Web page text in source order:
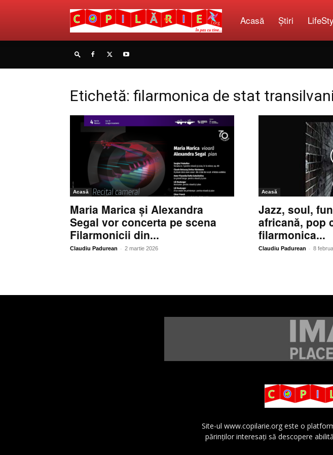
Copilărie.org
Acasă Știri
Etichetă: filarmonica de stat
Acasă
Maria Marica și Alexandra
Segal vor concerta pe scena
Filarmonicii din...
Claudiu Padurean - 2 martie 2026
Acasă
Jazz, soul,
africană, pop
filarmonica...
Claudiu Padurean - 8
Site-ul www.copilarie.org este o
părinţilor interesaţi să descopere